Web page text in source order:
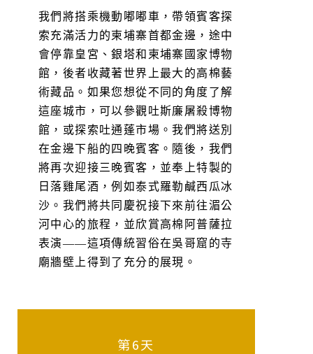
我們將搭乘機動嘟嘟車，帶領賓客探
索充滿活力的柬埔寨首都金邊，途中
會停靠皇宮、銀塔和柬埔寨國家博物
館，後者收藏著世界上最大的高棉藝
術藏品。如果您想從不同的角度了解
這座城市，可以參觀吐斯廉屠殺博物
館，或探索吐通蓬市場。我們將送別
在金邊下船的四晚賓客。隨後，我們
將再次迎接三晚賓客，並奉上特製的
日落雞尾酒，例如泰式羅勒鹹西瓜冰
沙。我們將共同慶祝接下來前往湄公
河中心的旅程，並欣賞高棉阿普薩拉
表演——這項傳統習俗在吳哥窟的寺
廟牆壁上得到了充分的展現。
第6天